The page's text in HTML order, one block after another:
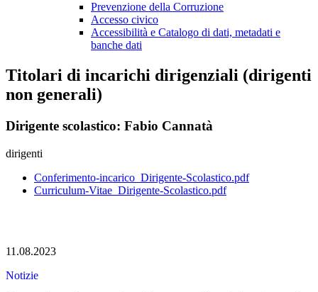
Prevenzione della Corruzione
Accesso civico
Accessibilità e Catalogo di dati, metadati e
banche dati
Titolari di incarichi dirigenziali (dirigenti
non generali)
Dirigente scolastico: Fabio Cannatà
dirigenti
Conferimento-incarico_Dirigente-Scolastico.pdf
Curriculum-Vitae_Dirigente-Scolastico.pdf
11.08.2023
Notizie